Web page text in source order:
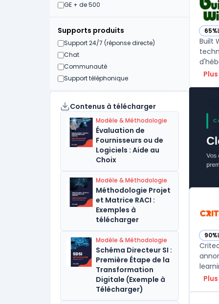
GE + de 500
Supports produits
Support 24/7 (réponse directe)
Chat
Communauté
Support téléphonique
Contenus à télécharger
Modèle & Méthodologie
Évaluation de
Fournisseurs ou de
Logiciels : Aide au
Choix
Modèle & Méthodologie
Méthodologie Projet
et Matrice RACI :
Exemples à
télécharger
Modèle & Méthodologie
Schéma Directeur SI :
Première Étape de la
Transformation
Digitale (Exemple à
Télécharger)
65%
—
Built
90%
—